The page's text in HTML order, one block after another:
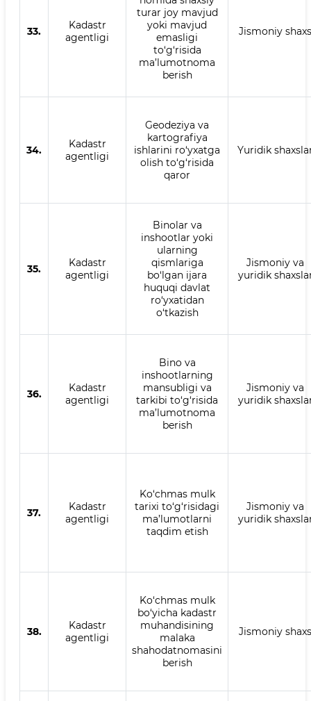
33.
Kadastr
agentligi
turar joy mavjud
yoki mavjud
emasligi
to‘g‘risida
ma’lumotnoma
berish
Jismoniy shaxs
34.
Kadastr
agentligi
Geodeziya va
kartografiya
ishlarini ro‘yxatga
olish to‘g‘risida
qaror
Yuridik
35.
Kadastr
agentligi
Binolar va
inshootlar yoki
ularning
qismlariga
bo‘lgan ijara
huquqi davlat
ro‘yxatidan
o‘tkazish
Jismoniy va
yuridik
36.
Kadastr
agentligi
Bino va
inshootlarning
mansubligi va
tarkibi to‘g‘risida
ma’lumotnoma
berish
Jismoniy va
yuridik
37.
Kadastr
agentligi
Ko‘chmas mulk
tarixi to‘g‘risidagi
ma’lumotlarni
taqdim etish
Jismoniy va
yuridik
38.
Kadastr
agentligi
Ko‘chmas mulk
bo‘yicha kadastr
muhandisining
malaka
shahodatnomasini
berish
Jismoniy shaxs